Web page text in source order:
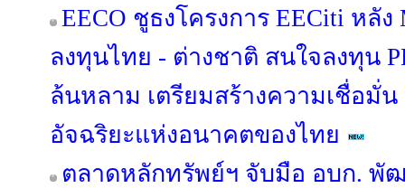
EECO ชูธงโครงการ EECiti หลัง
ลงทุนไทย - ต่างชาติ สนใจลงทุน
ล้นหลาม เตรียมสร้างความเชื่อมั่น
อัจฉริยะแห่งอนาคตของไทย
ตลาดหลักทรัพย์ฯ จับมือ อบก. พั